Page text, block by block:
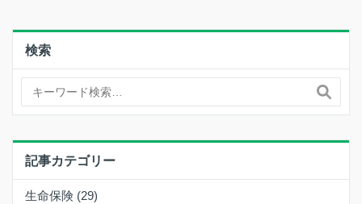
検索
記事カテゴリー
生命保険 (29)